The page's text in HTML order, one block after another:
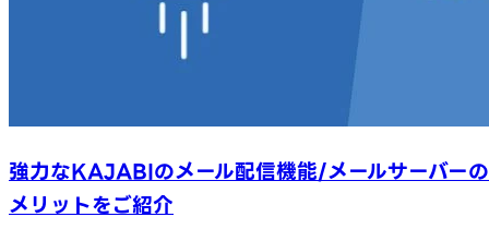
強力なKAJABIのメール配信機能/メールサーバーの
メリットをご紹介